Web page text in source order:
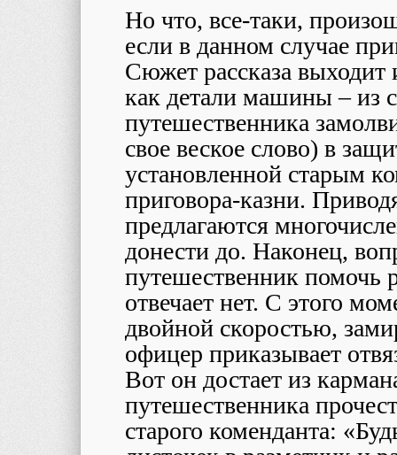
Но что, все-таки,
если в данном случае
Сюжет рассказа выходит
как детали машины – из
путешественника
свое веское слово) в
установленной старым
приговора-казни.
предлагаются
донести до. Наконец,
путешественник помочь
отвечает нет. С этого
двойной скоростью,
офицер приказывает
Вот он достает из
путешественника
старого коменданта: